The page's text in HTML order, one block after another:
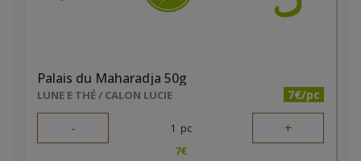
Palais du Maharadja 50g
LUNE E THÉ / CALON LUCIE 7€/pc
- 1 pc +
7€